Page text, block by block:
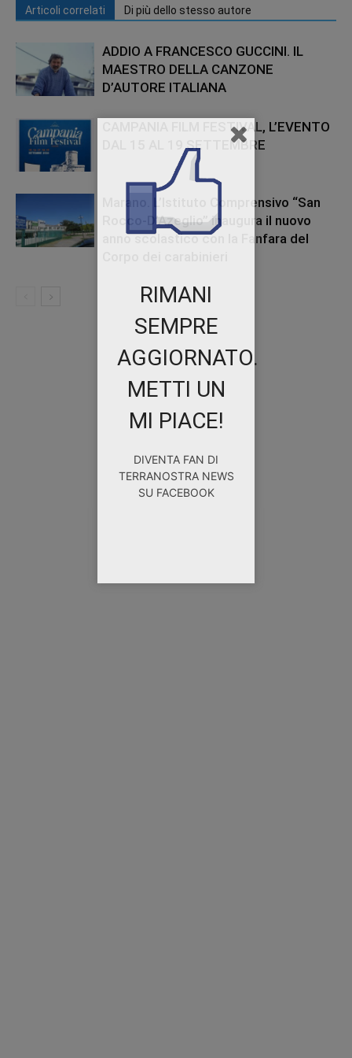
Articoli correlati Di più dello stesso autore
ADDIO A FRANCESCO GUCCINI. IL
MAESTRO DELLA CANZONE
D’AUTORE ITALIANA
CAMPANIA FILM FESTIVAL, L’EVENTO
DAL 15 AL 19 SETTEMBRE
Marano. L’Istituto Comprensivo “San
Rocco-D’Azeglio” inaugura il nuovo
anno scolastico con la Fanfara del
RIMANI
SEMPRE
AGGIORNATO.
METTI UN
MI PIACE!
DIVENTA FAN DI
TERRANOSTRA NEWS
SU FACEBOOK